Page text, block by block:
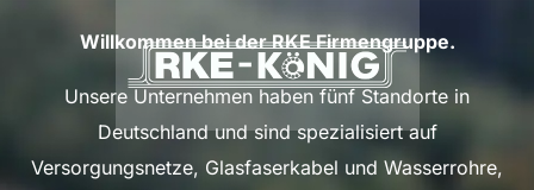
Willkommen bei der RKE Firmengruppe.
Unsere Unternehmen haben fünf Standorte in
Deutschland und sind spezialisiert auf
Versorgungsnetze, Glasfaserkabel und Wasserrohre,